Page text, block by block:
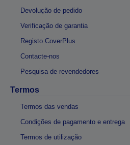
Devolução de pedido
Verificação de garantia
Registo CoverPlus
Contacte-nos
Pesquisa de revendedores
Termos
Termos das vendas
Condições de pagamento e entrega
Termos de utilização